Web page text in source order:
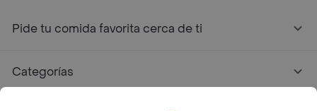
Pide tu comida favorita cerca de ti
Categorías